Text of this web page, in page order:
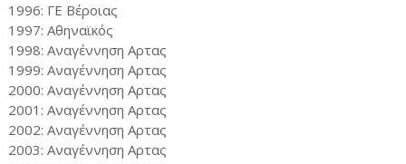
1996: ΓΕ Βέροιας
1997: Αθηναϊκός
1998: Αναγέννηση Αρτας
1999: Αναγέννηση Αρτας
2000: Αναγέννηση Αρτας
2001: Αναγέννηση Αρτας
2002: Αναγέννηση Αρτας
2003: Αναγέννηση Αρτας